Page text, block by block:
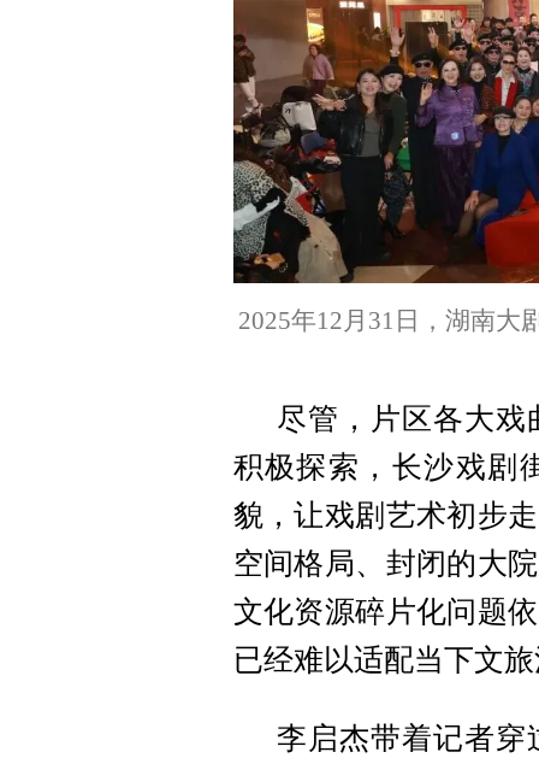
2025年12月31日，湖南大
尽管，片区各大
积极探索，长沙戏剧
貌，让戏剧艺术初步
空间格局、封闭的大
文化资源碎片化问题
已经难以适配当下文
李启杰带着记者